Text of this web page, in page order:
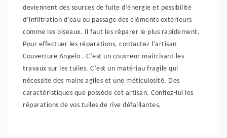
deviennent des sources de fuite d’énergie et possibilité
d’infiltration d’eau ou passage des éléments extérieurs
comme les oiseaux. Il faut les réparer le plus rapidement.
Pour effectuer les réparations, contactez l’artisan
Couverture Angelo . C’est un couvreur maitrisant les
travaux sur les tuiles. C’est un matériau fragile qui
nécessite des mains agiles et une méticulosité. Des
caractéristiques que possède cet artisan. Confiez-lui les
réparations de vos tuiles de rive défaillantes.